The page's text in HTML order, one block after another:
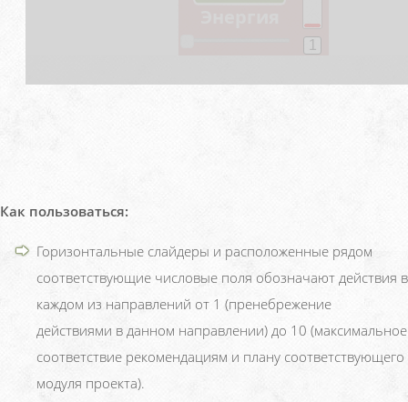
Как пользоваться:
Горизонтальные слайдеры и расположенные рядом
соответствующие числовые поля обозначают действия в
каждом из направлений от 1 (пренебрежение
действиями в данном направлении) до 10 (максимальное
соответствие рекомендациям и плану соответствующего
модуля проекта).